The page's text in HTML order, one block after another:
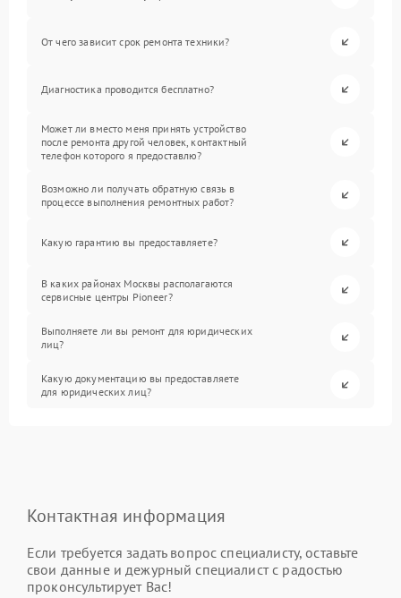
От чего зависит срок ремонта техники?
Диагностика проводится бесплатно?
Может ли вместо меня принять устройство
после ремонта другой человек, контактный
телефон которого я предоставлю?
Возможно ли получать обратную связь в
процессе выполнения ремонтных работ?
Какую гарантию вы предоставляете?
В каких районах Москвы располагаются
сервисные центры Pioneer?
Выполняете ли вы ремонт для юридических
лиц?
Какую документацию вы предоставляете
для юридических лиц?
Контактная информация
Если требуется задать вопрос специалисту, оставьте
свои данные и дежурный специалист с радостью
проконсультирует Вас!